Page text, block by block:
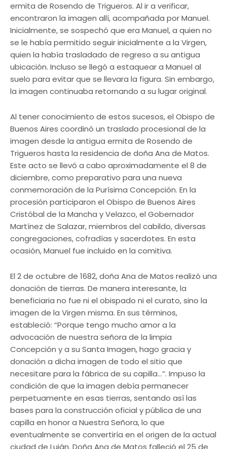
ermita de Rosendo de Trigueros. Al ir a verificar,
encontraron la imagen allí, acompañada por Manuel.
Inicialmente, se sospechó que era Manuel, a quien no
se le había permitido seguir inicialmente a la Virgen,
quien la había trasladado de regreso a su antigua
ubicación. Incluso se llegó a estaquear a Manuel al
suelo para evitar que se llevara la figura. Sin embargo,
la imagen continuaba retornando a su lugar original.
Al tener conocimiento de estos sucesos, el Obispo de
Buenos Aires coordinó un traslado procesional de la
imagen desde la antigua ermita de Rosendo de
Trigueros hasta la residencia de doña Ana de Matos.
Este acto se llevó a cabo aproximadamente el 8 de
diciembre, como preparativo para una nueva
conmemoración de la Purísima Concepción. En la
procesión participaron el Obispo de Buenos Aires
Cristóbal de la Mancha y Velazco, el Gobernador
Martínez de Salazar, miembros del cabildo, diversas
congregaciones, cofradías y sacerdotes. En esta
ocasión, Manuel fue incluido en la comitiva.
El 2 de octubre de 1682, doña Ana de Matos realizó una
donación de tierras. De manera interesante, la
beneficiaria no fue ni el obispado ni el curato, sino la
imagen de la Virgen misma. En sus términos,
estableció: “Porque tengo mucho amor a la
advocación de nuestra señora de la limpia
Concepción y a su Santa Imagen, hago gracia y
donación a dicha imagen de todo el sitio que
necesitare para la fábrica de su capilla…”. Impuso la
condición de que la imagen debía permanecer
perpetuamente en esas tierras, sentando así las
bases para la construcción oficial y pública de una
capilla en honor a Nuestra Señora, lo que
eventualmente se convertiría en el origen de la actual